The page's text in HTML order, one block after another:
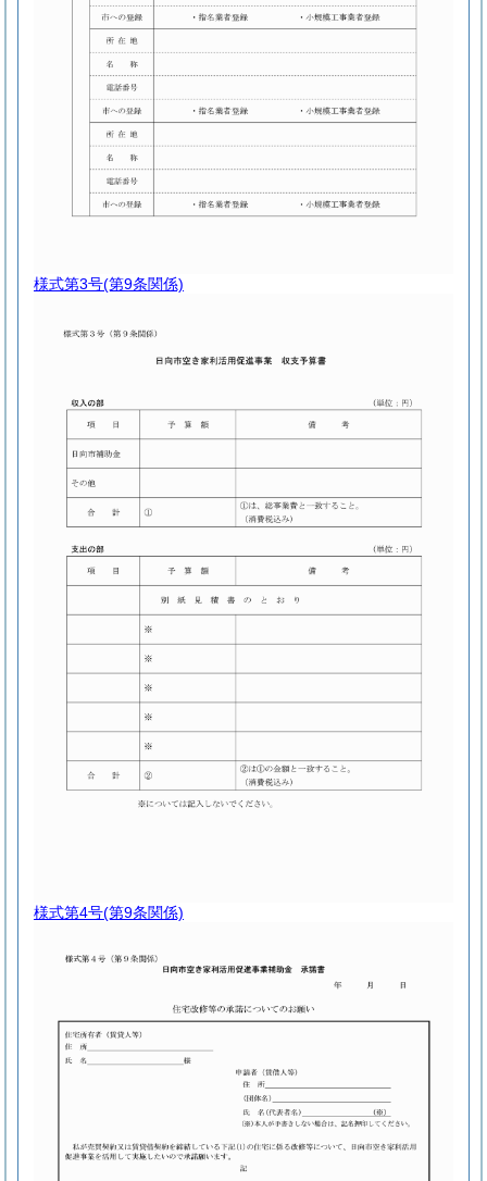
様式第3号(第9条関係)
様式第4号(第9条関係)